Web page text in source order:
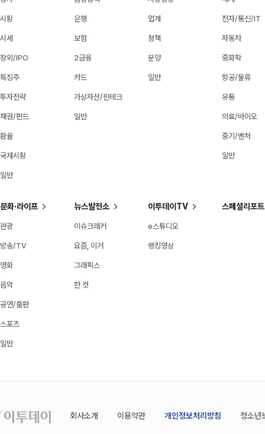
시황
시세
장외/IPO
특징주
투자전략
채권/펀드
환율
국제시황
일반
은행
보험
2금융
카드
가상자산/핀테크
일반
업계
정책
분양
일반
전자/통신/IT
자동차
중화학
항공/물류
유통
의료/바이오
중기/벤처
일반
문화·라이프
관광
방송/TV
영화
음악
공연/출판
스포츠
일반
뉴스발전소
이슈크래커
요즘, 이거
그래픽스
한 컷
이투데이TV
e스튜디오
랭킹영상
스페셜리포트
회사소개 이용약관 개인정보처리방침 청소년